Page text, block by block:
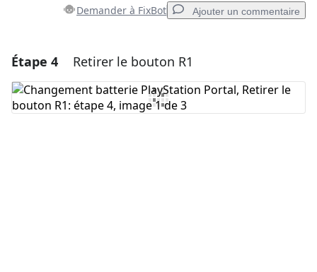
Demander à FixBot Ajouter un commentaire
Ajouter un commentaire
Ajouter un commentaire
Étape 4 Retirer le bouton R1